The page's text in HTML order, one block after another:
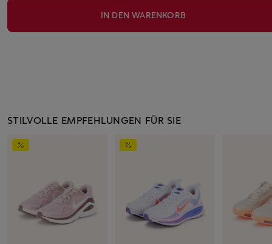
IN DEN WARENKORB
STILVOLLE EMPFEHLUNGEN FÜR SIE